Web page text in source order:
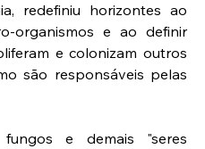
redefiniu horizontes ao
organismos e ao definir
e colonizam outros
são responsáveis pelas
e demais "seres